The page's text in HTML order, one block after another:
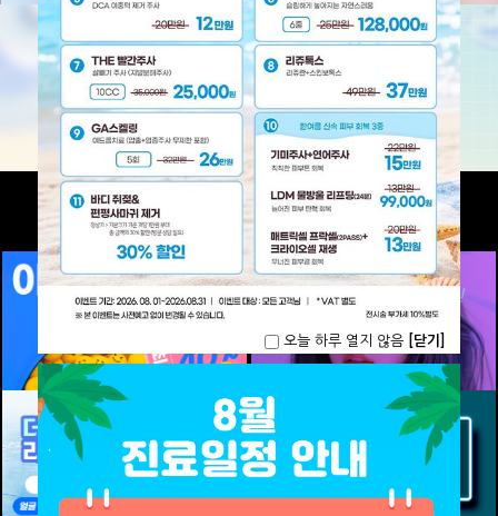
오늘 하루 열지 않음 [닫기]